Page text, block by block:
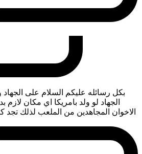
بكل رسائله عليكم السلام على الجهاد
الجهاد لو ولد بامريكا اي مكان
الاخوان المجاهدين من الملعب لذلك تجد